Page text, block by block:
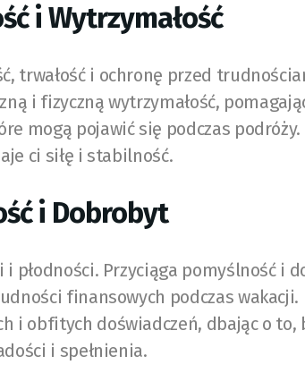
i Wytrzymałość
trwałość i ochronę przed
i fizyczną wytrzymałość,
mogą pojawić się podczas podróży.
ci siłę i stabilność.
i Dobrobyt
płodności. Przyciąga pomyślność i
finansowych podczas wakacji.
i obfitych doświadczeń, dbając o to,
i spełnienia.